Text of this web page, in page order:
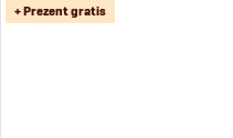
+ Prezent gratis